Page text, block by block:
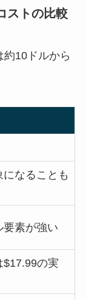
ストの比較
10ドルから
なることも
要素が強い
$17.99の実